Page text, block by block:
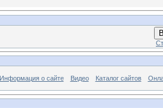
Информация о сайте Видео Каталог сайтов